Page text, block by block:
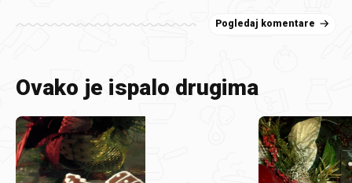
Pogledaj komentare
Ovako je ispalo drugima